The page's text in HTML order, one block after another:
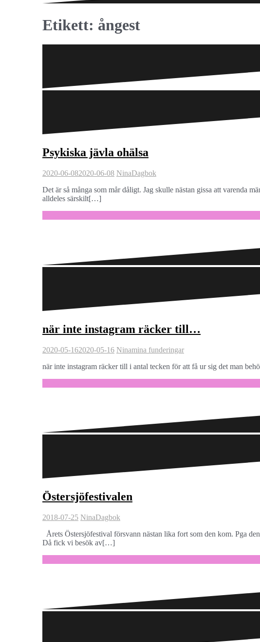
Etikett: ångest
Psykiska jävla ohälsa
2020-06-082020-06-08 NinaDagbok
Det är så många som mår dåligt. Jag skulle nästan gissa att varenda
alldeles särskilt[…]
när inte instagram räcker till…
2020-05-162020-05-16 Ninamina funderingar
när inte instagram räcker till i antal tecken för att få ur sig det man
Östersjöfestivalen
2018-07-25 NinaDagbok
Årets Östersjöfestival försvann nästan lika fort som den kom. Pga
Då fick vi besök av[…]